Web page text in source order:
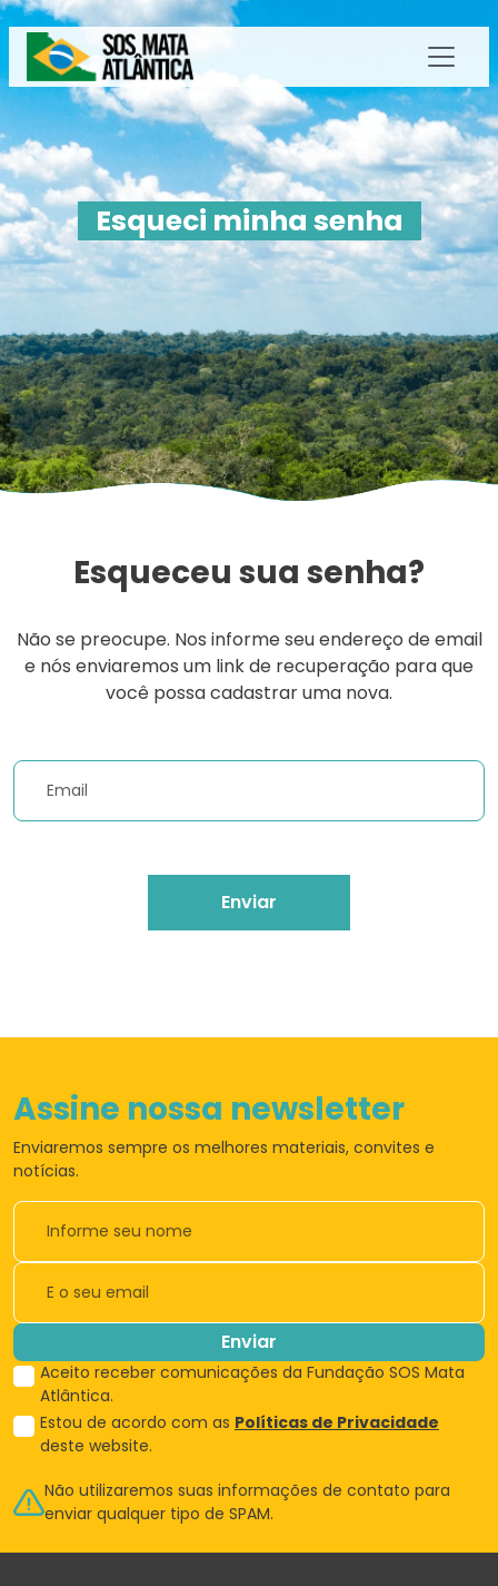
Esqueci minha senha
Esqueceu sua senha?
Não se preocupe. Nos informe seu endereço de email
e nós enviaremos um link de recuperação para que
você possa cadastrar uma nova.
Enviar
Assine nossa newsletter
Enviaremos sempre os melhores materiais, convites e
notícias.
Enviar
Aceito receber comunicações da Fundação SOS Mata
Atlântica.
Estou de acordo com as Políticas de Privacidade
deste website.
Não utilizaremos suas informações de contato para
enviar qualquer tipo de SPAM.